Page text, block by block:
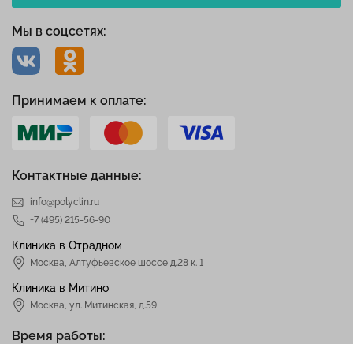
Контактные данные:
info@polyclin.ru
+7 (495) 215-56-90
Клиника в Отрадном
Москва Алтуфьевское шоссе д.28 к. 1
Клиника в Митино
Москва, ул. Митинская, д.59
Время работы:
Мы в соцсетях:
Принимаем к оплате: